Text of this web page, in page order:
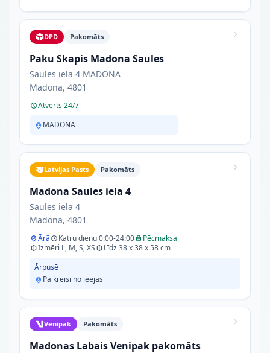
DPD Pakomāts
Paku Skapis Madona Saules
Saules iela 4 MADONA
Madona, 4801
Atvērts 24/7
MADONA
Latvijas Pasts Pakomāts
Madona Saules iela 4
Saules iela 4
Madona, 4801
Ārā Katru dienu 0:00-24:00
Pēcmaksa
Izmēri L, M, S, XS
Līdz 38 x 38 x 58 cm
Ārpusē
Pa kreisi no ieejas
Venipak Pakomāts
Madonas Labais Venipak pakomāts